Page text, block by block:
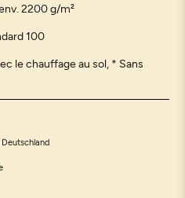
: env. 2200 g/m²
100
le chauffage au sol, * Sans